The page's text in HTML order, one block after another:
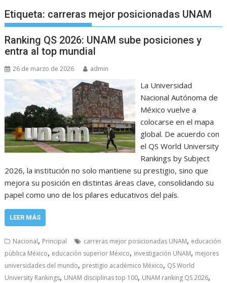
Etiqueta: carreras mejor posicionadas UNAM
Ranking QS 2026: UNAM sube posiciones y
entra al top mundial
26 de marzo de 2026 admin
La Universidad
Nacional Autónoma de
México vuelve a
colocarse en el mapa
global. De acuerdo con
el QS World University
Rankings by Subject
2026, la institución no solo mantiene su prestigio, sino que
mejora su posición en distintas áreas clave, consolidando su
papel como uno de los pilares educativos del país.
LEER MÁS
Nacional, Principal carreras mejor posicionadas UNAM, educación
pública México, educación superior México, investigación UNAM, mejores
universidades del mundo, prestigio académico México, QS World
University Rankings, UNAM disciplinas top 100, UNAM ranking QS 2026,